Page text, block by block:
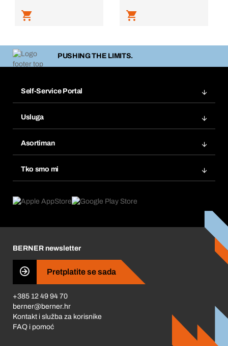
PUSHING THE LIMITS.
Self-Service Portal
Popisi želja
Ponovno naručivanje
Pretplate
Usluga
Tražitelji proizvoda
Asortiman
Tko smo mi
Što nas pokreće
Business Conduct
BERNER newsletter
Pretplatite se sada
+385 12 49 94 70
berner@berner.hr
Kontakt i služba za korisnike
FAQ i pomoć